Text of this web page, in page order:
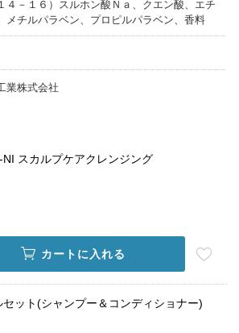
４－１６）スルホン酸Ｎａ、クエン酸、エチ
メチルパラベン、プロピルパラベン、香料
業株式会社
NI スカルプケアクレンジング
カートに入れる
セット(シャンプー＆コンディショナー)